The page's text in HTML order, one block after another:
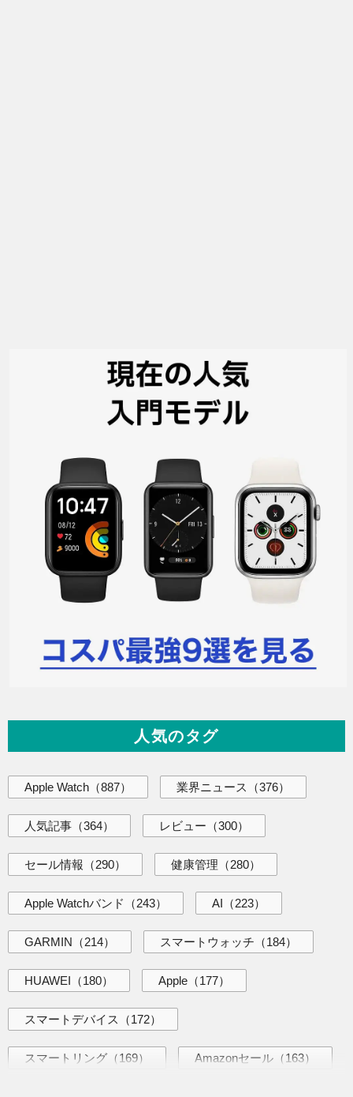
人気のタグ
Apple Watch （887） 業界ニュース （376）
人気記事 （364） レビュー （300）
セール情報 （290） 健康管理 （280）
Apple Watchバンド （243） AI （223）
GARMIN （214） スマートウォッチ （184）
HUAWEI （180） Apple （177）
スマートデバイス （172）
スマートリング （169） Amazonセール （163）